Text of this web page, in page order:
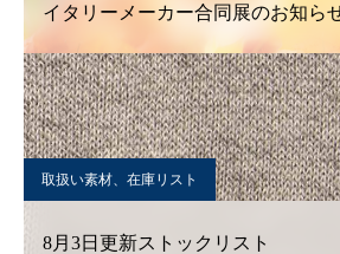
イタリーメーカー合同展のお知ら
取扱い素材、在庫リスト
8月3日更新ストックリスト